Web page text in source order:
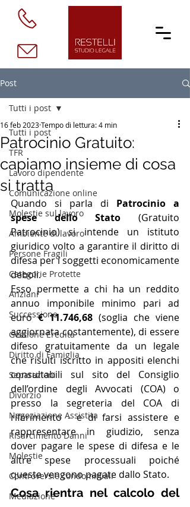
Post
Tutti i post
TFR
Lavoro dipendente
Comunicazione online
Molestie sul lavoro
Ambiente di lavoro
Persone Fragili
Categorie Protette
Anziani
Successione
Gestione Eredità
Diritto di Famiglia
Separazioni
Divorzio
Negoziazione Assistita
Risarcimento Danni
Molestie
Controversie condominiali
Mediazione
Tutti i post
Patrocinio Gratuito:
capiamo insieme di cosa
si tratta
16 feb 2023Tempo di lettura: 4 min
Quando si parla di Patrocinio a
spese dello Stato (Gratuito
Patrocinio) si intende un istituto
giuridico volto a garantire il diritto di
difesa per i soggetti economicamente
deboli.
Esso permette a chi ha un reddito
annuo imponibile minimo pari ad
euro € 11.746,68 (soglia che viene
aggiornata costantemente), di essere
difeso gratuitamente da un legale
che risulti iscritto in appositi elenchi
consultabili sul sito del Consiglio
dell’ordine degli Avvocati (COA) o
presso la segreteria del COA di
riferimento - e di farsi assistere e
rappresentare in giudizio, senza
dover pagare le spese di difesa e le
altre spese processuali poiché
queste vengono pagate dallo Stato.
Cosa rientra nel calcolo del